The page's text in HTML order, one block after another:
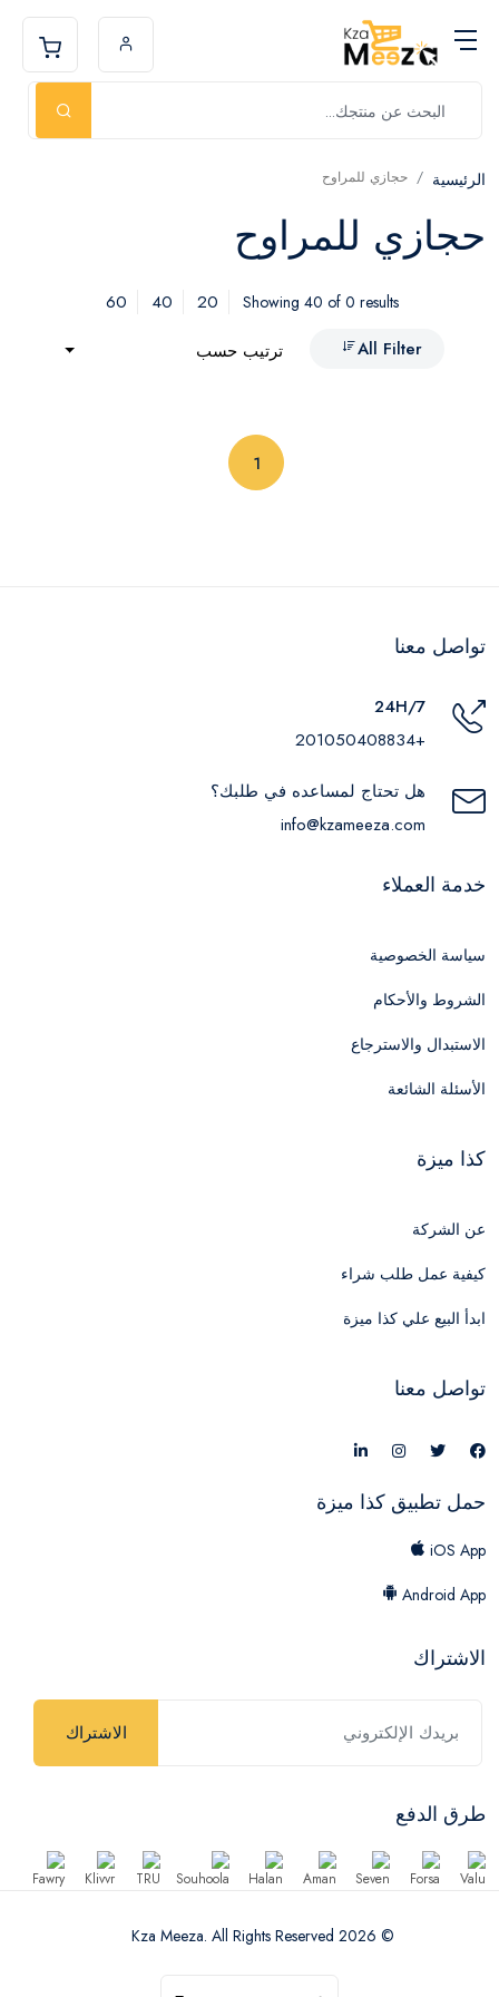
الرئيسية حجازي للمراوح
حجازي للمراوح
Showing 40 of 0 results
20
40
60
All Filter
ترتيب حسب
1
تواصل معنا
24H/7
+201050408834
هل تحتاج لمساعده في طلبك؟
info@kzameeza.com
خدمة العملاء
سياسة الخصوصية
الشروط والأحكام
الاستبدال والاسترجاع
الأسئلة الشائعة
كذا ميزة
عن الشركة
كيفية عمل طلب شراء
ابدأ البيع علي كذا ميزة
تواصل معنا
حمل تطبيق كذا ميزة
iOS App
Android App
الاشتراك
الاشتراك
طرق الدفع
© 2026 Kza Meeza. All Rights Reserved